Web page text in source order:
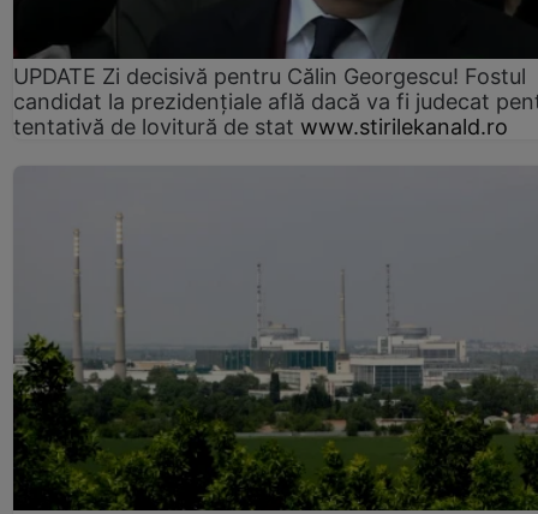
UPDATE Zi decisivă pentru Călin Georgescu! Fostul
candidat la prezidențiale află dacă va fi judecat
tentativă de lovitură de stat www.stirilekanald.ro